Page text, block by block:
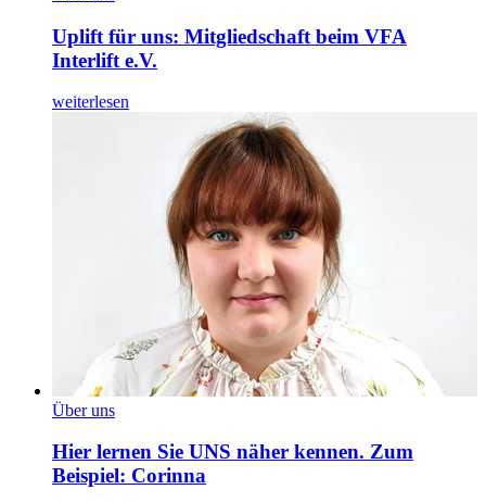
Uplift für uns: Mitgliedschaft beim VFA
Interlift e.V.
weiterlesen
Über uns
Hier lernen Sie UNS näher kennen. Zum
Beispiel: Corinna